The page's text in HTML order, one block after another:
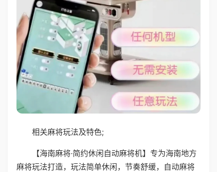
相关麻将玩法及特色;
【海南麻将·简约休闲自动麻将机】专为海南地方
麻将玩法打造，玩法简单休闲，节奏舒缓，自动麻将